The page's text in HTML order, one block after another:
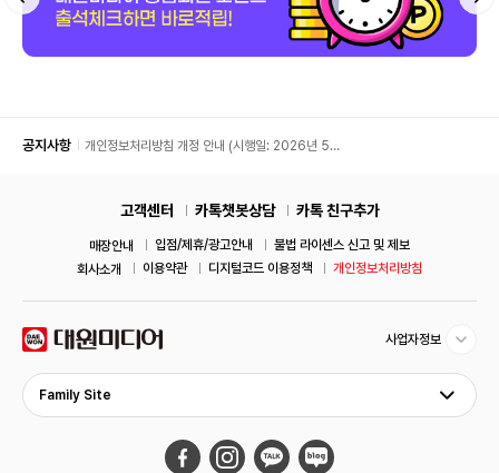
공지사항
개인정보처리방침 개정 안내 (시행일: 2026년 5월
고객센터 카톡챗봇상담 카톡 친구추가
매장안내 입점/제휴/광고안내
불법 라이센스 신고 및 제보
회사소개
이용약관 디지털코드 이용정책 개인정보처리방침
사업자정보
Family Site